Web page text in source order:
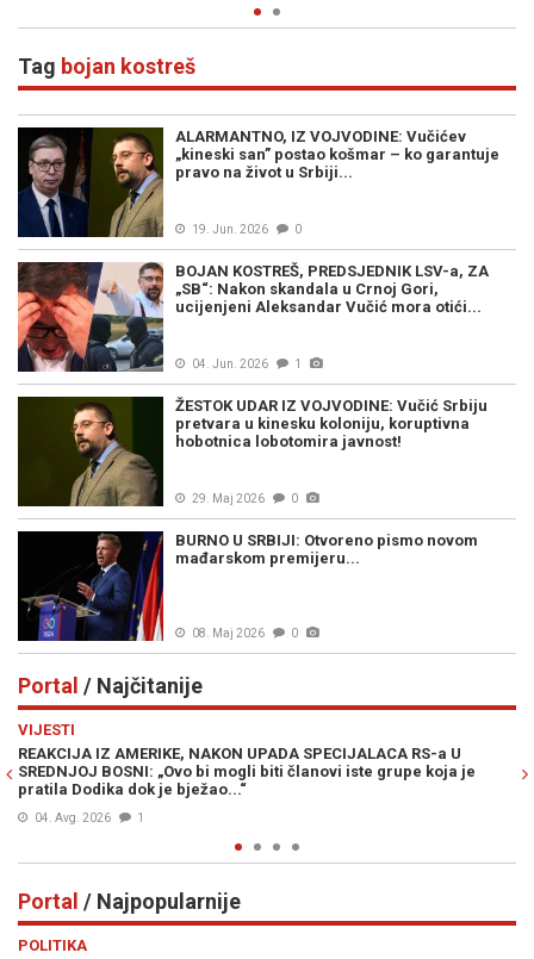
Tag bojan kostreš
ALARMANTNO, IZ VOJVODINE: Vučićev
„kineski san” postao košmar – ko garantuje
pravo na život u Srbiji...
19. Jun. 2026 0
BOJAN KOSTREŠ, PREDSJEDNIK LSV-a, ZA
„SB“: Nakon skandala u Crnoj Gori,
ucijenjeni Aleksandar Vučić mora otići...
04. Jun. 2026 1
ŽESTOK UDAR IZ VOJVODINE: Vučić Srbiju
pretvara u kinesku koloniju, koruptivna
hobotnica lobotomira javnost!
29. Maj 2026 0
BURNO U SRBIJI: Otvoreno pismo novom
mađarskom premijeru...
08. Maj 2026 0
Portal / Najčitanije
VIJESTI
REAKCIJA IZ AMERIKE, NAKON UPADA SPECIJALACA RS-a U
SREDNJOJ BOSNI: „Ovo bi mogli biti članovi iste grupe koja je
pratila Dodika dok je bježao...“
04. Avg. 2026 1
Portal / Najpopularnije
POLITIKA